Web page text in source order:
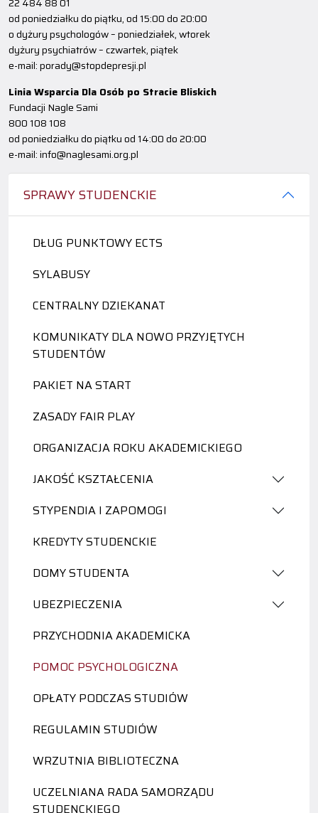
SPRAWY STUDENCKIE
DŁUG PUNKTOWY ECTS
SYLABUSY
CENTRALNY DZIEKANAT
KOMUNIKATY DLA NOWO PRZYJĘTYCH
STUDENTÓW
PAKIET NA START
ZASADY FAIR PLAY
ORGANIZACJA ROKU AKADEMICKIEGO
JAKOŚĆ KSZTAŁCENIA
STYPENDIA I ZAPOMOGI
KREDYTY STUDENCKIE
DOMY STUDENTA
UBEZPIECZENIA
PRZYCHODNIA AKADEMICKA
POMOC PSYCHOLOGICZNA
OPŁATY PODCZAS STUDIÓW
REGULAMIN STUDIÓW
WRZUTNIA BIBLIOTECZNA
UCZELNIANA RADA SAMORZĄDU
STUDENCKIEGO
od poniedziałku do piątku, od 15:00 do 20:00
o dyżury psychologów – poniedziałek, wtorek
dyżury psychiatrów – czwartek, piątek
e-mail: porady@stopdepresji.pl
Linia Wsparcia Dla Osób po Stracie Bliskich
Fundacji Nagle Sami
800 108 108
od poniedziałku do piątku od 14:00 do 20:00
e-mail: info@naglesami.org.pl